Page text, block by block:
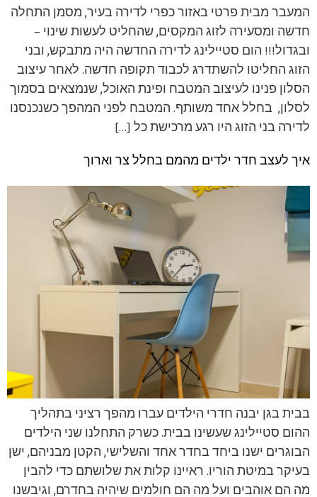
המעבר מבית פרטי באזור כפרי לדירה בעיר, מסמן התחלה
חדשה ומסעירה לזוג המקסים, שהחליט לעשות שינוי –
ובגדול!!! הום סטיילינג לדירה החדשה היה מתבקש, ובני
הזוג החליטו להשתדרג לכבוד תקופה חדשה. לאחר עיצוב
הסלון פנינו לעיצוב המטבח ופינת האוכל, שנמצאים בסמוך
לסלון, בחלל אחד משותף. המטבח לפני המהפך כשנכנסנו
לדירה בני הזוג היו רגע מרכישת כל […]
איך לעצב חדר ילדים מהמם בחלל צר וארוך
בבית בגן יבנה חדרי הילדים עברו מהפך רציני בתהליך
ההום סטיילינג שעשינו בבית. כשרק התחלנו שני הילדים
הבוגרים ישנו ביחד בחדר אחד והשלישי, הקטן מבניהם, ישן
בעיקר במיטת הוריו. ראיינו קלות את שלושתם כדי להבין
מה הם אוהבים ועל מה הם חולמים שיהיה בחדרם, וגיבשנו